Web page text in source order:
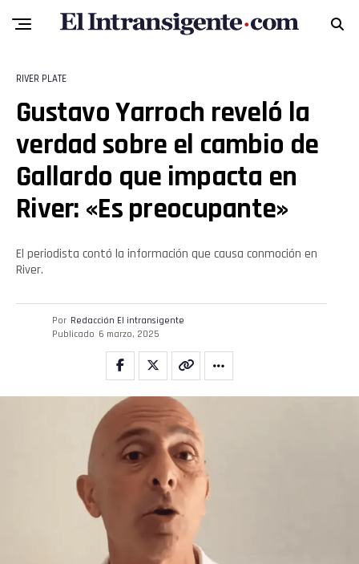
RIVER PLATE
Gustavo Yarroch reveló la
verdad sobre el cambio de
Gallardo que impacta en
River: «Es preocupante»
El periodista contó la información que causa conmoción en
River.
Por Redacción El intransigente
Publicado 6 marzo, 2025